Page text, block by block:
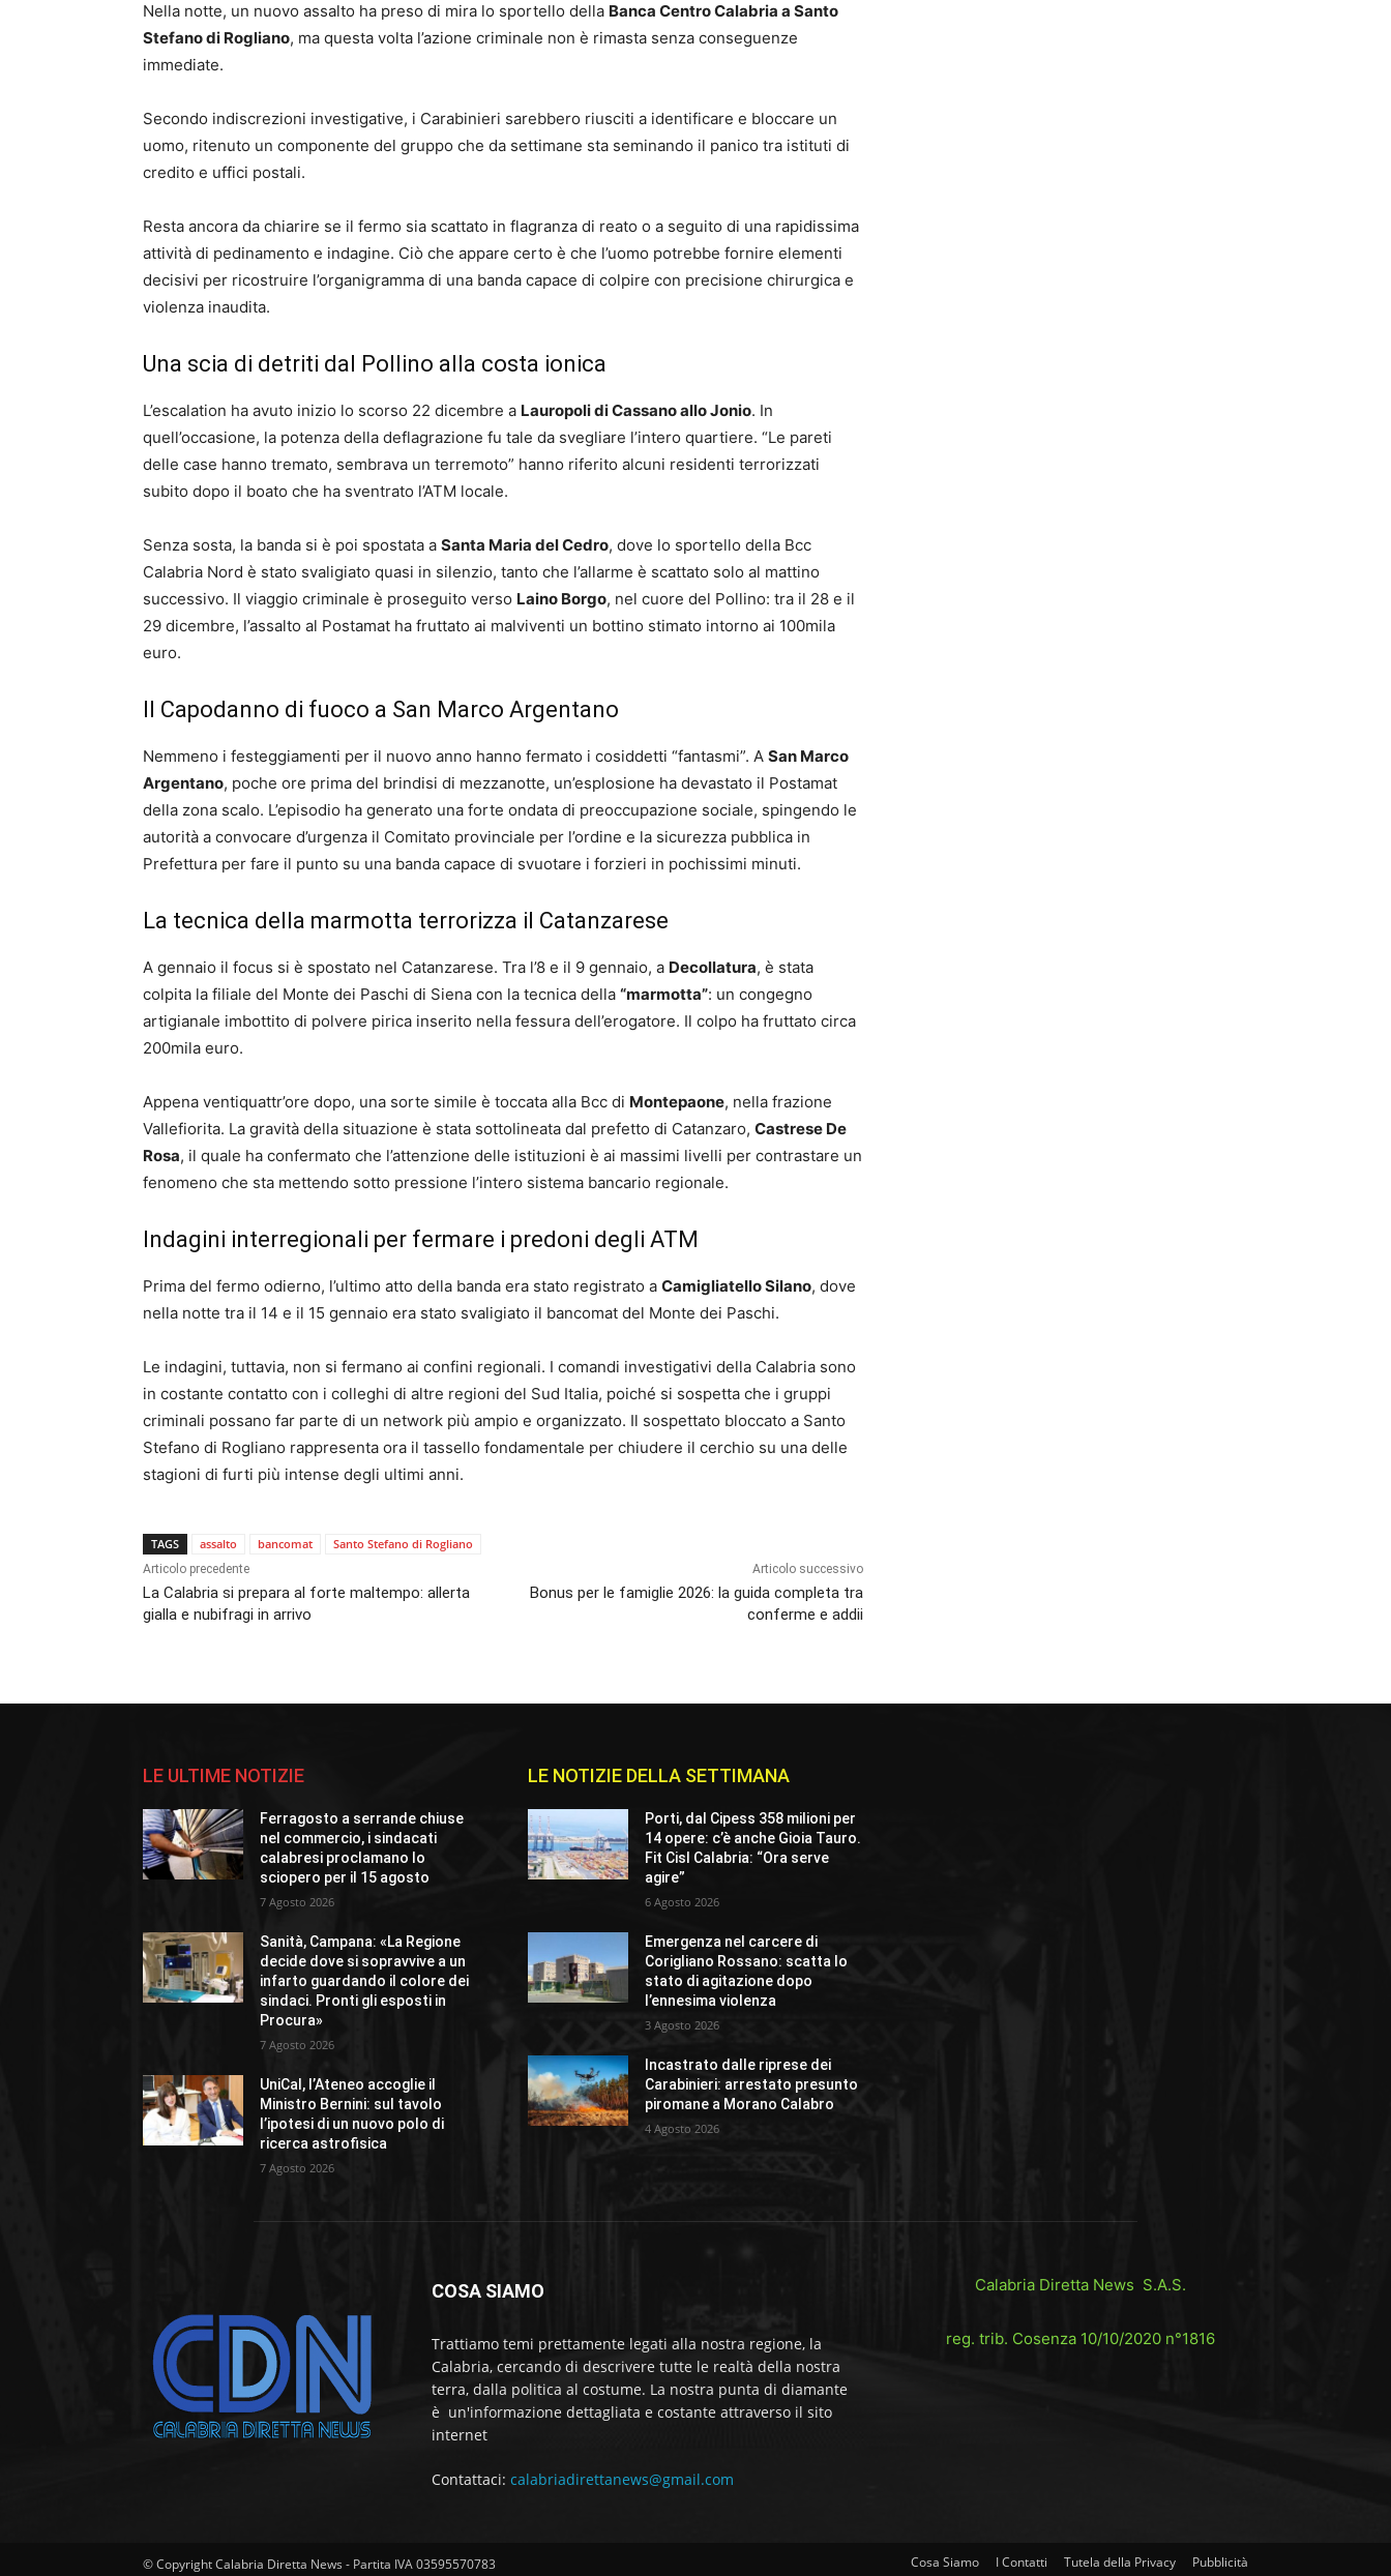
Nella notte, un nuovo assalto ha preso di mira lo sportello della Banca Centro Calabria a Santo
Stefano di Rogliano, ma questa volta l’azione criminale non è rimasta senza conseguenze
immediate.
Secondo indiscrezioni investigative, i Carabinieri sarebbero riusciti a identificare e bloccare un
uomo, ritenuto un componente del gruppo che da settimane sta seminando il panico tra istituti di
credito e uffici postali.
Resta ancora da chiarire se il fermo sia scattato in flagranza di reato o a seguito di una rapidissima
attività di pedinamento e indagine. Ciò che appare certo è che l’uomo potrebbe fornire elementi
decisivi per ricostruire l’organigramma di una banda capace di colpire con precisione chirurgica e
violenza inaudita.
Una scia di detriti dal Pollino alla costa ionica
L’escalation ha avuto inizio lo scorso 22 dicembre a Lauropoli di Cassano allo Jonio. In
quell’occasione, la potenza della deflagrazione fu tale da svegliare l’intero quartiere. “Le pareti
delle case hanno tremato, sembrava un terremoto” hanno riferito alcuni residenti terrorizzati
subito dopo il boato che ha sventrato l’ATM locale.
Senza sosta, la banda si è poi spostata a Santa Maria del Cedro, dove lo sportello della Bcc
Calabria Nord è stato svaligiato quasi in silenzio, tanto che l’allarme è scattato solo al mattino
successivo. Il viaggio criminale è proseguito verso Laino Borgo, nel cuore del Pollino: tra il 28 e il
29 dicembre, l’assalto al Postamat ha fruttato ai malviventi un bottino stimato intorno ai 100mila
euro.
Il Capodanno di fuoco a San Marco Argentano
Nemmeno i festeggiamenti per il nuovo anno hanno fermato i cosiddetti “fantasmi”. A San Marco
Argentano, poche ore prima del brindisi di mezzanotte, un’esplosione ha devastato il Postamat
della zona scalo. L’episodio ha generato una forte ondata di preoccupazione sociale, spingendo le
autorità a convocare d’urgenza il Comitato provinciale per l’ordine e la sicurezza pubblica in
Prefettura per fare il punto su una banda capace di svuotare i forzieri in pochissimi minuti.
La tecnica della marmotta terrorizza il Catanzarese
A gennaio il focus si è spostato nel Catanzarese. Tra l’8 e il 9 gennaio, a Decollatura, è stata
colpita la filiale del Monte dei Paschi di Siena con la tecnica della “marmotta”: un congegno
artigianale imbottito di polvere pirica inserito nella fessura dell’erogatore. Il colpo ha fruttato circa
200mila euro.
Appena ventiquattr’ore dopo, una sorte simile è toccata alla Bcc di Montepaone, nella frazione
Vallefiorita. La gravità della situazione è stata sottolineata dal prefetto di Catanzaro, Castrese De
Rosa, il quale ha confermato che l’attenzione delle istituzioni è ai massimi livelli per contrastare un
fenomeno che sta mettendo sotto pressione l’intero sistema bancario regionale.
Indagini interregionali per fermare i predoni degli ATM
Prima del fermo odierno, l’ultimo atto della banda era stato registrato a Camigliatello Silano, dove
nella notte tra il 14 e il 15 gennaio era stato svaligiato il bancomat del Monte dei Paschi.
Le indagini, tuttavia, non si fermano ai confini regionali. I comandi investigativi della Calabria sono
in costante contatto con i colleghi di altre regioni del Sud Italia, poiché si sospetta che i gruppi
criminali possano far parte di un network più ampio e organizzato. Il sospettato bloccato a Santo
Stefano di Rogliano rappresenta ora il tassello fondamentale per chiudere il cerchio su una delle
stagioni di furti più intense degli ultimi anni.
TAGS assalto bancomat Santo Stefano di Rogliano
Articolo precedente
La Calabria si prepara al forte maltempo: allerta
gialla e nubifragi in arrivo
Articolo successivo
Bonus per le famiglie 2026: la guida completa tra
conferme e addii
LE ULTIME NOTIZIE
Ferragosto a serrande chiuse
nel commercio, i sindacati
calabresi proclamano lo
sciopero per il 15 agosto
7 Agosto 2026
Sanità, Campana: «La Regione
decide dove si sopravvive a un
infarto guardando il colore dei
sindaci. Pronti gli esposti in
Procura»
7 Agosto 2026
UniCal, l’Ateneo accoglie il
Ministro Bernini: sul tavolo
l’ipotesi di un nuovo polo di
ricerca astrofisica
7 Agosto 2026
LE NOTIZIE DELLA SETTIMANA
Porti, dal Cipess 358 milioni per
14 opere: c’è anche Gioia Tauro.
Fit Cisl Calabria: “Ora serve
agire”
6 Agosto 2026
Emergenza nel carcere di
Corigliano Rossano: scatta lo
stato di agitazione dopo
l’ennesima violenza
3 Agosto 2026
Incastrato dalle riprese dei
Carabinieri: arrestato presunto
piromane a Morano Calabro
4 Agosto 2026
COSA SIAMO
Trattiamo temi prettamente legati alla nostra regione, la
Calabria, cercando di descrivere tutte le realtà della nostra
terra, dalla politica al costume. La nostra punta di diamante
è un'informazione dettagliata e costante attraverso il sito
internet
Contattaci: calabriadirettanews@gmail.com
Calabria Diretta News S.A.S.
reg. trib. Cosenza 10/10/2020 n°1816
© Copyright Calabria Diretta News - Partita IVA 03595570783 Cosa Siamo I Contatti Tutela della Privacy Pubblicità